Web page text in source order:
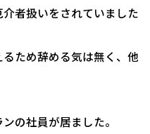
者扱いをされていました
ため辞める気は無く、他
の社員が居ました。